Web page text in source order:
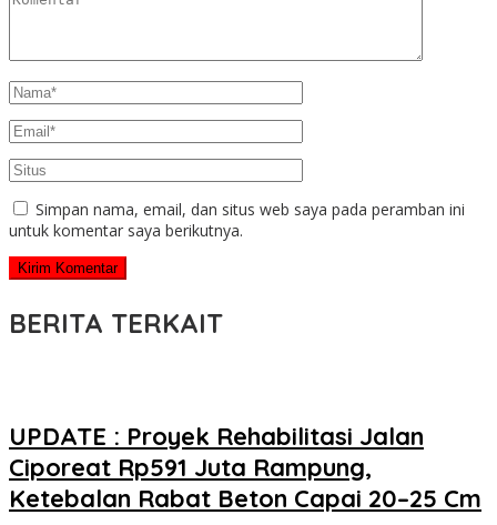
Simpan nama, email, dan situs web saya pada peramban ini
untuk komentar saya berikutnya.
BERITA TERKAIT
UPDATE : Proyek Rehabilitasi Jalan
Ciporeat Rp591 Juta Rampung,
Ketebalan Rabat Beton Capai 20–25 Cm